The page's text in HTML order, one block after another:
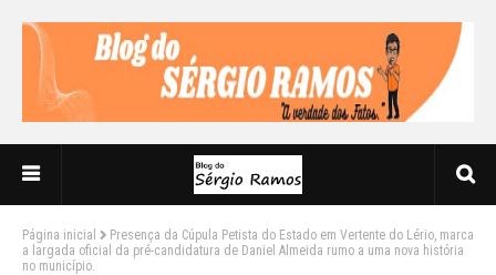
Página inicial
Presença da Cúpula Petista do Estado em Vertente do Lério, marca
a largada oficial da pré-candidatura de Daniel Almeida rumo a uma nova história
no município.